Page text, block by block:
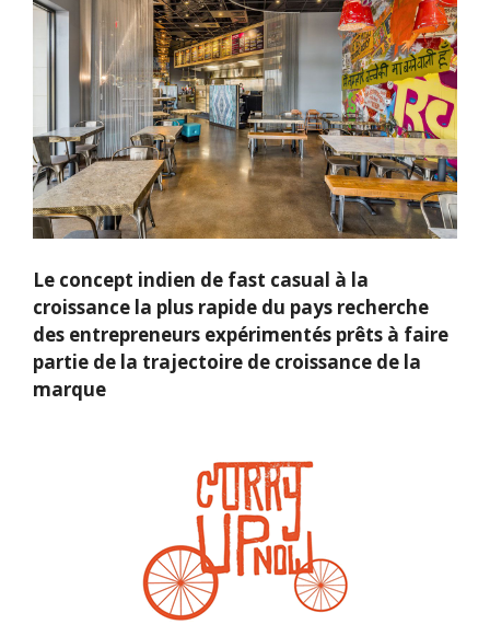
Le concept indien de fast casual à la
croissance la plus rapide du pays recherche
des entrepreneurs expérimentés prêts à faire
partie de la trajectoire de croissance de la
marque